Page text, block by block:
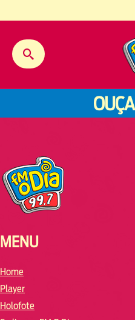
OUÇA
MENU
Home
Player
Holofote